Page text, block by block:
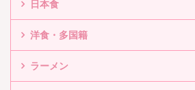
日本食
洋食・多国籍
ラーメン